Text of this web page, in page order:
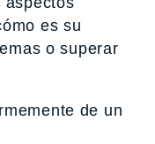
es su
o superar
de un